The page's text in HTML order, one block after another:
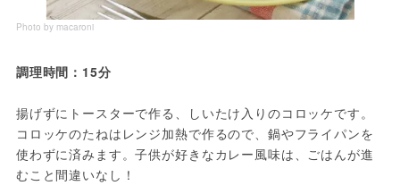
Photo by macaroni
調理時間：15分
揚げずにトースターで作る、しいたけ入りのコロッケです。
コロッケのたねはレンジ加熱で作るので、鍋やフライパンを
使わずに済みます。子供が好きなカレー風味は、ごはんが進
むこと間違いなし！